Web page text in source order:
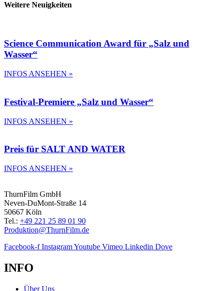
Weitere Neuigkeiten
Science Communication Award für „Salz und
Wasser“
INFOS ANSEHEN »
Festival-Premiere „Salz und Wasser“
INFOS ANSEHEN »
Preis für SALT AND WATER
INFOS ANSEHEN »
ThurnFilm GmbH
Neven-DuMont-Straße 14
50667 Köln
Tel.: +49 221 25 89 01 90
Produktion@ThurnFilm.de
Facebook-f InstagramYoutube Vimeo Linkedin Dove
INFO
Über Uns